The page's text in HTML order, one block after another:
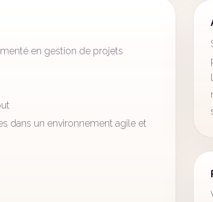
en gestion de projets
dans un environnement agile et